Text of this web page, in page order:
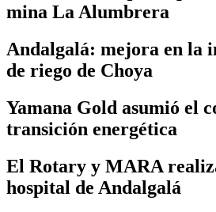
mina La Alumbrera
Andalgalá: mejora en la
de riego de Choya
Yamana Gold asumió el
transición energética
El Rotary y MARA
hospital de Andalgalá